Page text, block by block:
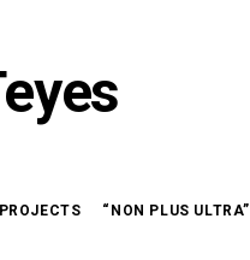
PROJECTS “NON PLUS ULTRA”